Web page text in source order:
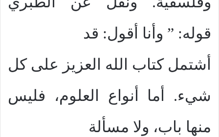
قوله: ” وأنا أقول: قد
أشتمل كتاب الله العزيز على كل
شيء. أما أنواع العلوم، فليس
منها باب، ولا مسألة